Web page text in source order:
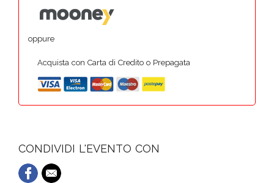
oppure
Acquista con Carta di Credito o Prepagata
CONDIVIDI L'EVENTO CON